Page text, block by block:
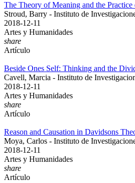
The Theory of Meaning and the
Stroud, Barry - Instituto de
2018-12-11
Artes y Humanidades
share
Artículo
Beside Ones Self: Thinking and the
Cavell, Marcia - Instituto de
2018-12-11
Artes y Humanidades
share
Artículo
Reason and Causation in Davidsons
Moya, Carlos - Instituto de
2018-12-11
Artes y Humanidades
share
Artículo